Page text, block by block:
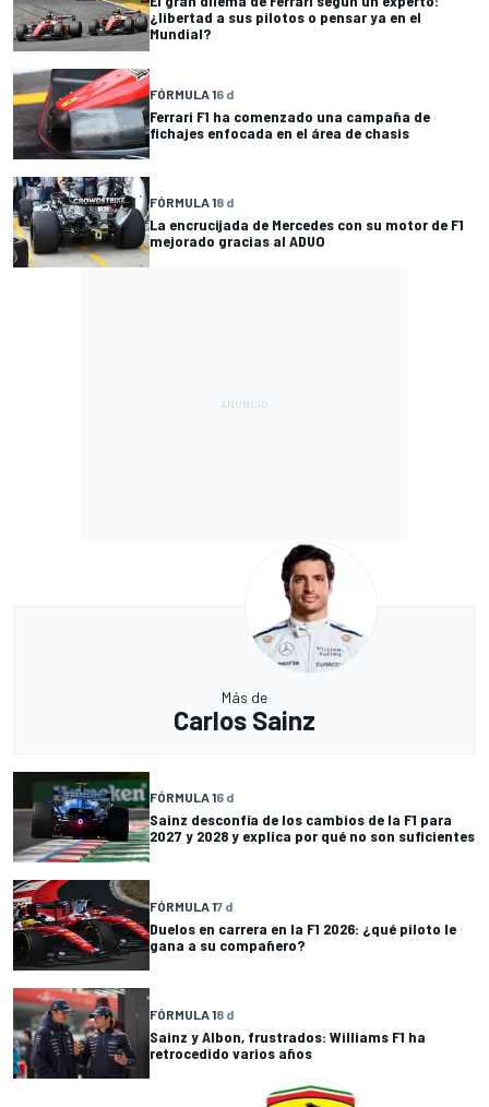
¿libertad a sus pilotos o pensar ya en el
Mundial?
FÓRMULA 16 d
Ferrari F1 ha comenzado una campaña de
fichajes enfocada en el área de chasis
FÓRMULA 18 d
La encrucijada de Mercedes con su motor de F1
mejorado gracias al ADUO
Más de
Carlos Sainz
FÓRMULA 16 d
Sainz desconfía de los cambios de la F1 para
2027 y 2028 y explica por qué no son suficientes
FÓRMULA 17 d
Duelos en carrera en la F1 2026: ¿qué piloto le
gana a su compañero?
FÓRMULA 18 d
Sainz y Albon, frustrados: Williams F1 ha
retrocedido varios años